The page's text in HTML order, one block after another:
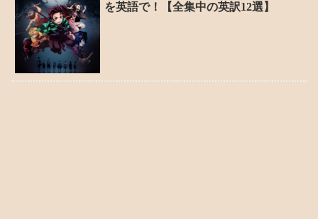
を英語で！【全集中の英訳12選】